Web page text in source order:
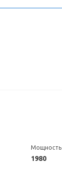
Мощность
1980